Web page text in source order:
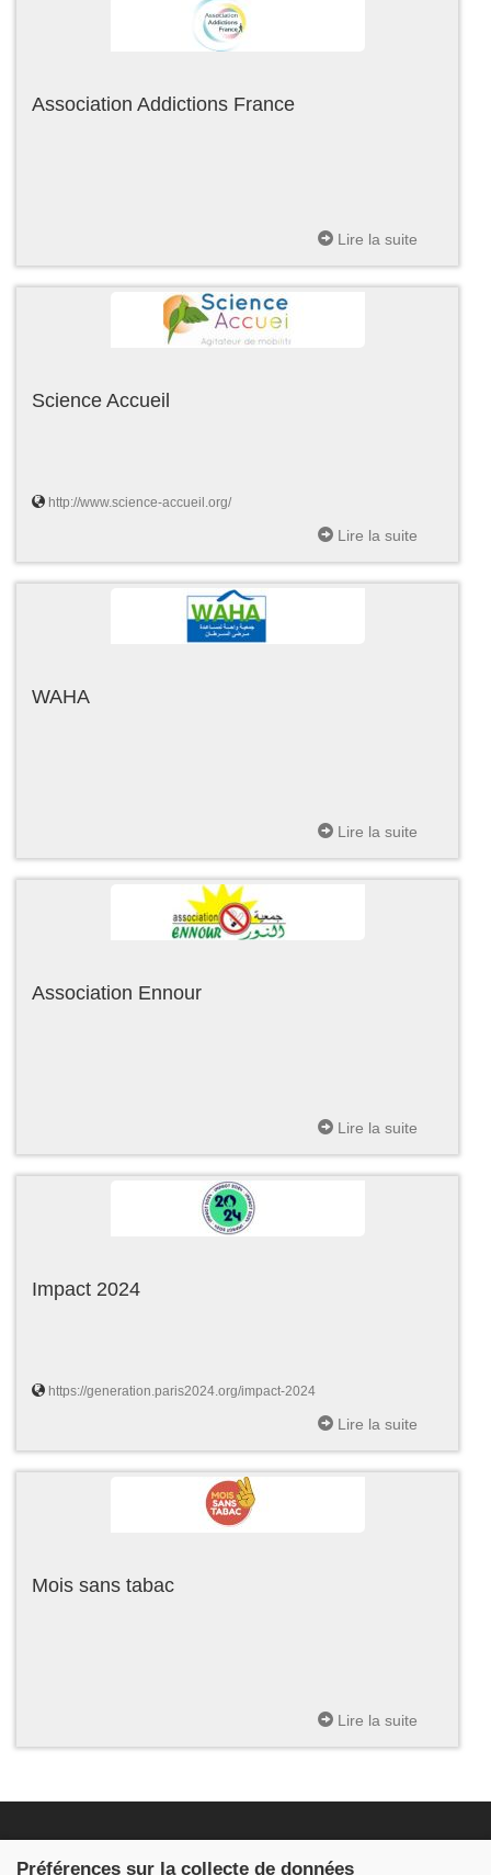
Association Addictions France
Lire la suite
Science Accueil
http://www.science-accueil.org/
Lire la suite
WAHA
Lire la suite
Association Ennour
Lire la suite
Impact 2024
https://generation.paris2024.org/impact-2024
Lire la suite
Mois sans tabac
Lire la suite
Préférences sur la collecte de données